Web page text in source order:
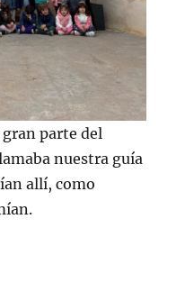
parte del
nuestra guía
allí, como